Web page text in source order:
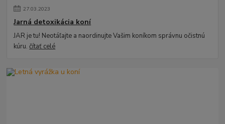
27.03.2023
Jarná detoxikácia koní
JAR je tu! Neotáľajte a naordinujte Vašim koníkom správnu očistnú
kúru.čítať celé